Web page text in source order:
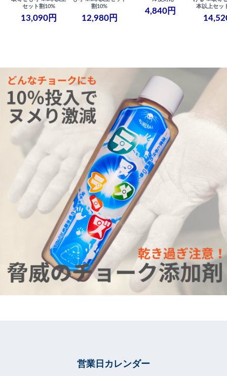
セット割10%
13,090円
割10%
12,980円
4,840円
本以上セッ
営業日カレンダー